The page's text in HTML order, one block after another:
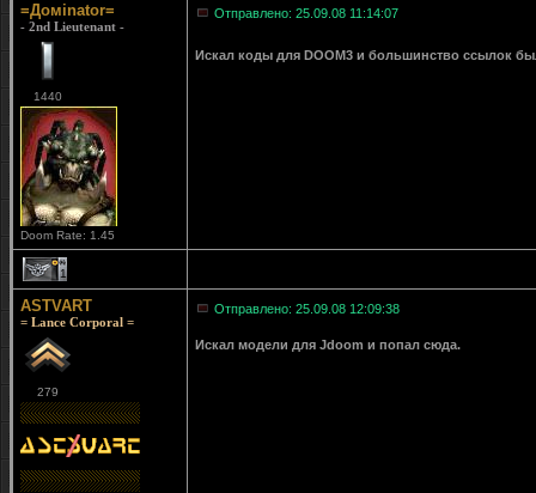
=Домinator=
- 2nd Lieutenant -
1440
Doom Rate: 1.45
Отправлено: 25.09.08 11:14:07
Искал коды для DOOM3 и большинство ссылок
1
ASTVART
= Lance Corporal =
279
Отправлено: 25.09.08 12:09:38
Искал модели для Jdoom и попал сюда.